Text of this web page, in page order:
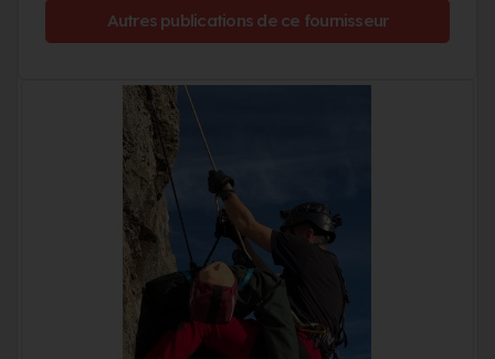
Autres publications de ce fournisseur